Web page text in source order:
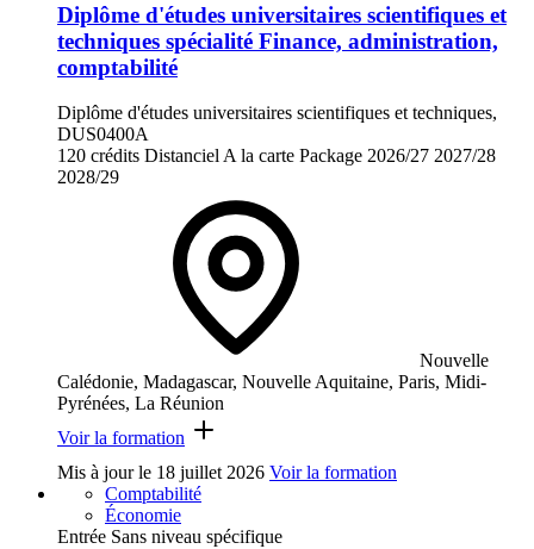
Diplôme d'études universitaires scientifiques et
techniques spécialité Finance, administration,
comptabilité
Diplôme d'études universitaires scientifiques et techniques,
DUS0400A
120 crédits Distanciel A la carte Package 2026/27 2027/28
2028/29
Nouvelle
Calédonie, Madagascar, Nouvelle Aquitaine, Paris, Midi-
Pyrénées, La Réunion
Voir la formation
Mis à jour le 18 juillet 2026 Voir la formation
Comptabilité
Économie
Entrée Sans niveau spécifique